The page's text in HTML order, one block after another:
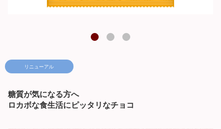
リニューアル
糖質が気になる方へ
ロカボな食生活にピッタリなチョコ